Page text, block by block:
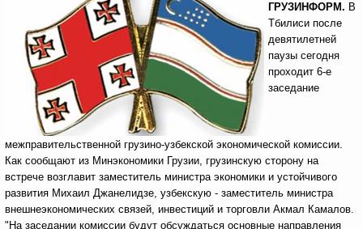
ГРУЗИНФОРМ. В
Тбилиси после
девятилетней
паузы сегодня
проходит 6-е
заседание
межправительственной грузино-узбекской экономической комиссии.
Как сообщают из Минэкономики Грузии, грузинскую сторону на
встрече возглавит заместитель министра экономики и устойчивого
развития Михаил Джанелидзе, узбекскую - заместитель министра
внешнеэкономических связей, инвестиций и торговли Акмал Камалов.
"На заседании комиссии будут обсуждаться основные направления